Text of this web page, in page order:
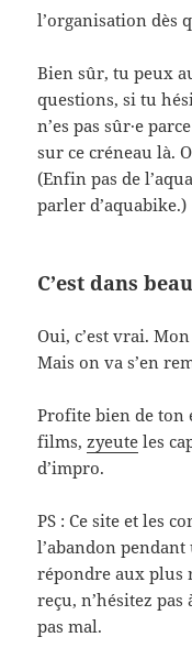
l’organisation dès
Bien sûr, tu peux
questions, si tu
n’es pas sûr·e
sur ce créneau là.
(Enfin pas de
parler d’aquabike.)
C’est dans
Oui, c’est vrai.
Mais on va s’en
Profite bien de ton
films,zyeute les
d’impro.
PS : Ce site et les
l’abandon
répondre aux plus
reçu, n’hésitez
pas mal.